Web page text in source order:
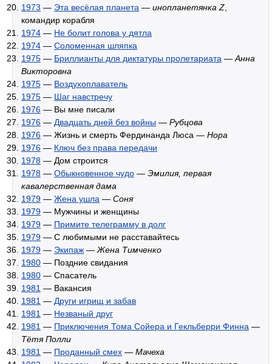
1973 — Эта весёлая планета — инопланетянка Z
командир корабля
1974 — Не болит голова у дятла
1974 — Соломенная шляпка
1975 — Бриллианты для диктатуры пролетариата — Анна
Викторовна
1975 — Воздухоплаватель
1975 — Шаг навстречу
1976 — Вы мне писали
1976 — Двадцать дней без войны — Рубцова
1976 — Жизнь и смерть Фердинанда Люса — Нора
1976 — Ключ без права передачи
1978 — Дом строится
1978 — Обыкновенное чудо — Эмилия, первая
кавалерственная дама
1979 — Жена ушла — Соня
1979 — Мужчины и женщины
1979 — Примите телеграмму в долг
1979 — С любимыми не расставайтесь
1979 — Экипаж — Жена Тимченко
1980 — Поздние свидания
1980 — Спасатель
1981 — Вакансия
1981 — Други игрищ и забав
1981 — Незваный друг
1981 — Приключения Тома Сойера и Гекльберри Финна —
Тётя Полли
1981 — Проданный смех — Мачеха